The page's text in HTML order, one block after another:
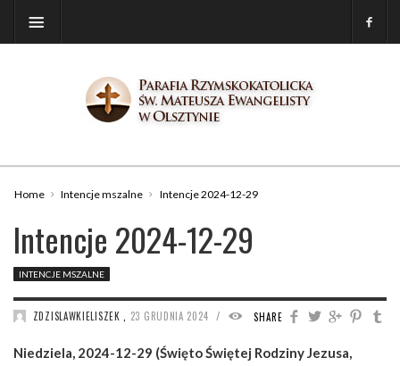
Home Intencje mszalne Intencje 2024-12-29
Intencje 2024-12-29
INTENCJE MSZALNE
SHARE
ZDZISLAWKIELISZEK 23 GRUDNIA 2024 / 1093
Niedziela, 2024-12-29 (Święto Świętej Rodziny Jezusa,